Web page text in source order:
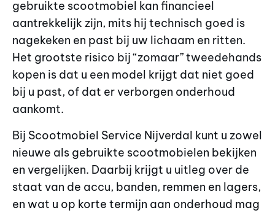
gebruikte scootmobiel kan financieel
aantrekkelijk zijn, mits hij technisch goed is
nagekeken en past bij uw lichaam en ritten.
Het grootste risico bij “zomaar” tweedehands
kopen is dat u een model krijgt dat niet goed
bij u past, of dat er verborgen onderhoud
aankomt.
Bij Scootmobiel Service Nijverdal kunt u zowel
nieuwe als gebruikte scootmobielen bekijken
en vergelijken. Daarbij krijgt u uitleg over de
staat van de accu, banden, remmen en lagers,
en wat u op korte termijn aan onderhoud mag